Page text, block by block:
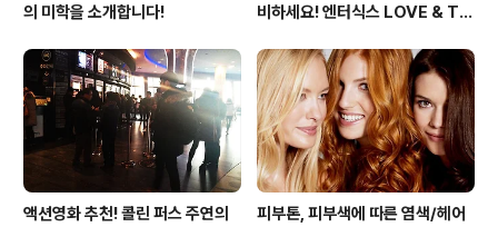
의 미학을 소개합니다!
비하세요! 엔터식스 LOVE & TH
~ 05.10]
액션영화 추천! 콜린 퍼스 주연의
피부톤, 피부색에 따른 염색/헤어